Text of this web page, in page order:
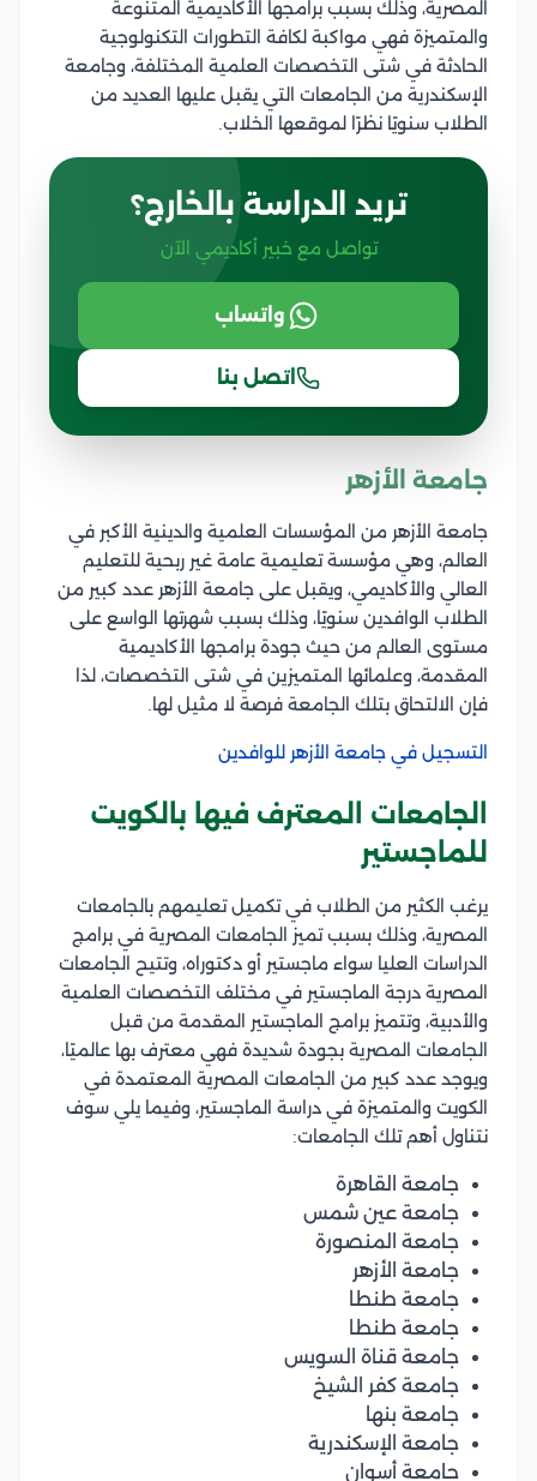
المصرية، وذلك بسبب برامجها الأكاديمية المتنوعة
والمتميزة فهي مواكبة لكافة التطورات التكنولوجية
الحادثة في شتى التخصصات العلمية المختلفة، وجامعة
الإسكندرية من الجامعات التي يقبل عليها العديد من
الطلاب سنويًا نظرًا لموقعها الخلاب.
تريد الدراسة بالخارج؟
تواصل مع خبير أكاديمي الآن
واتساب
اتصل بنا
جامعة الأزهر
جامعة الأزهر من المؤسسات العلمية والدينية الأكبر في
العالم، وهي مؤسسة تعليمية عامة غير ربحية للتعليم
العالي والأكاديمي، ويقبل على جامعة الأزهر عدد كبير من
الطلاب الوافدين سنويًا، وذلك بسبب شهرتها الواسع على
مستوى العالم من حيث جودة برامجها الأكاديمية
المقدمة، وعلمائها المتميزين في شتى التخصصات، لذا
فإن الالتحاق بتلك الجامعة فرصة لا مثيل لها.
التسجيل في جامعة الأزهر للوافدين
الجامعات المعترف فيها بالكويت
للماجستير
يرغب الكثير من الطلاب في تكميل تعليمهم بالجامعات
المصرية، وذلك بسبب تميز الجامعات المصرية في برامج
الدراسات العليا سواء ماجستير أو دكتوراه، وتتيح الجامعات
المصرية درجة الماجستير في مختلف التخصصات العلمية
والأدبية، وتتميز برامج الماجستير المقدمة من قبل
الجامعات المصرية بجودة شديدة فهي معترف بها عالميًا،
ويوجد عدد كبير من الجامعات المصرية المعتمدة في
الكويت والمتميزة في دراسة الماجستير، وفيما يلي سوف
نتناول أهم تلك الجامعات:
جامعة القاهرة
جامعة عين شمس
جامعة المنصورة
جامعة الأزهر
جامعة طنطا
جامعة طنطا
جامعة قناة السويس
جامعة كفر الشيخ
جامعة بنها
جامعة الإسكندرية
جامعة أسوان